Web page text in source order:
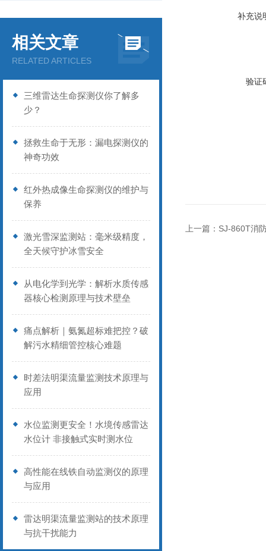
相关文章
RELATED ARTICLES
三维雷达生命探测仪你了解多
少？
拯救生命于无形：漏电探测仪的
神奇功效
红外热成像生命探测仪的维护与
保养
激光雪深监测站：毫米级精度，
全天候守护冰雪安全
从电化学到光学：解析水质传感
器核心检测原理与技术壁垒
痛点解析｜氨氮超标难把控？破
解污水精细管控核心难题
时差法明渠流量监测技术原理与
应用
水位监测更安全！水境传感雷达
水位计 非接触式实时测水位
高性能在线铁自动监测仪的原理
与应用
雷达明渠流量监测站的技术原理
与抗干扰能力
补充说
验证
上一篇： SJ-860T消